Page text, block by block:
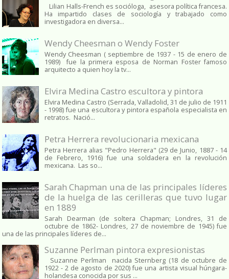
Lilian Halls-French es socióloga, asesora política francesa.
Ha impartido clases de sociología y trabajado como
investigadora en diversa...
Wendy Cheesman o Wendy Foster
Wendy Cheesman ( septiembre de 1937 - 15 de enero de
1989) fue la primera esposa de Norman Foster famoso
arquitecto a quien hoy la tv...
Elvira Medina Castro escultora y pintora
Elvira Medina Castro (Serrada, Valladolid, 31 de julio de 1911
- 1998) fue una escultora y pintora española especialista en
retratos. Nació...
Petra Herrera revolucionaria mexicana
Petra Herrera alias "Pedro Herrera" (29 de Junio, 1887 - 14
de Febrero, 1916) fue una soldadera en la revolución
mexicana. Las so...
Sarah Chapman una de las principales líderes
de la huelga de las cerilleras que tuvo lugar
en 1889
Sarah Dearman (de soltera Chapman; Londres, 31 de
octubre de 1862​- Londres, 27 de noviembre de 1945)​ fue
una de las principales líderes de...
Suzanne Perlman pintora expresionistas
Suzanne Perlman nacida Sternberg (18 de octubre de
1922 - 2 de agosto de 2020) fue una artista visual húngara-
holandesa conocida por sus ...